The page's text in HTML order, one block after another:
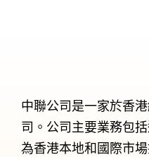
中聯公司是一家於香
司。公司主要業務包
為香港本地和國際市